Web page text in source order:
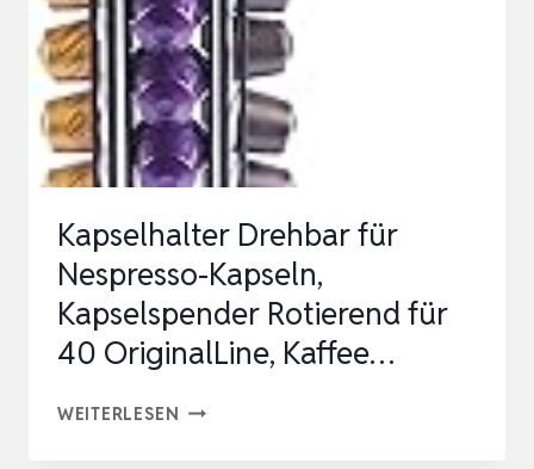
40
ORIGINALLINE
KAPSELN
(SCHWA…
Kapselhalter Drehbar für
Nespresso-Kapseln,
Kapselspender Rotierend für
40 OriginalLine, Kaffee…
WEITERLESEN KAPSELHALTER